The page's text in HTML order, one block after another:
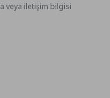
veya iletişim bilgisi